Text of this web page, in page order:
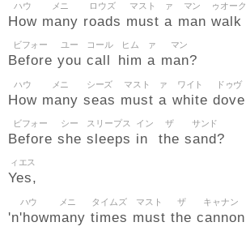
How
ハウ
many
メニ
roads
ロウズ
must
マスト
a
ァ
man
マン
walk
ゥオーク
Before
ビフォー
you
ユー
call
コール
him
ヒム
a
ァ
man?
マン
How
ハウ
many
メニ
seas
シーズ
must
マスト
a
ァ
white
ワイト
dove
ドゥヴ
Before
ビフォー
she
シー
sleeps
スリープス
in
イン
the
ザ
sand?
サンド
Yes,
ィエス
'n'how
ハウ
many
メニ
times
タイムズ
must
マスト
the
ザ
cannon
キャナン